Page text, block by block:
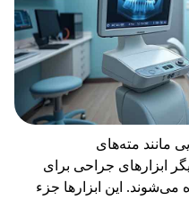
مانند مته‌های
ابزارهای جراحی برای
می‌شوند. این ابزارها جزء